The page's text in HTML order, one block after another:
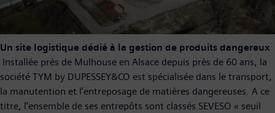
Un site logistique dédié à la gestion de produits dangereux
Installée près de Mulhouse en Alsace depuis près de 60 ans, la
société TYM by DUPESSEY&CO est spécialisée dans le transport,
la manutention et l’entreposage de matières dangereuses. A ce
titre, l’ensemble de ses entrepôts sont classés SEVESO « seuil